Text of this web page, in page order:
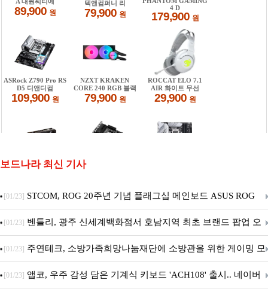
보드나라 최신 기사
[01/23] STCOM, ROG 20주년 기념 플래그십 메인보드 ASUS ROG
Crosshair X870E EDITION 20 국내 출시 예정
[01/23] 벤틀리, 광주 신세계백화점서 호남지역 최초 브랜드 팝업 오
픈
[01/23] 주연테크, 소방가족희망나눔재단에 소방관을 위한 게이밍 모
니터·스마트 펫 침대 기부
[01/23] 앱코, 우주 감성 담은 기계식 키보드 'ACH108' 출시.. 네이버